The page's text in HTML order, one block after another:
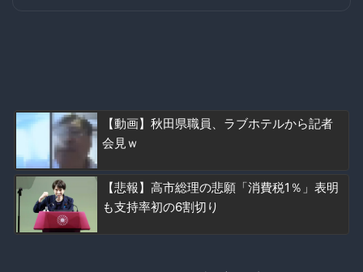
【動画】秋田県職員、ラブホテルから記者
会見ｗ
【悲報】高市総理の悲願「消費税1％」表明
も支持率初の6割切り